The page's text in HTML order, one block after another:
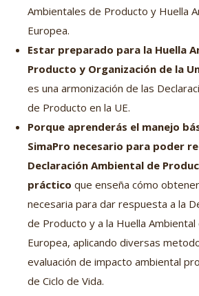
Ambientales de Producto y Huella
Europea.
Estar preparado para la Huella
Producto y Organización de la
es una armonización de las
de Producto en la UE.
Porque aprenderás el manejo
SimaPro necesario para poder
Declaración Ambiental de
práctico que enseña cómo
necesaria para dar respuesta a la
de Producto y a la Huella Ambiental
Europea, aplicando diversas
evaluación de impacto ambiental
de Ciclo de Vida.